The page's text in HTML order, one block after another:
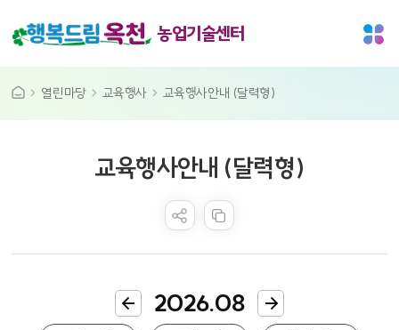
농업기술센터
열린마당 교육행사 교육행사안내 (달력형)
교육행사안내 (달력형)
2026.08